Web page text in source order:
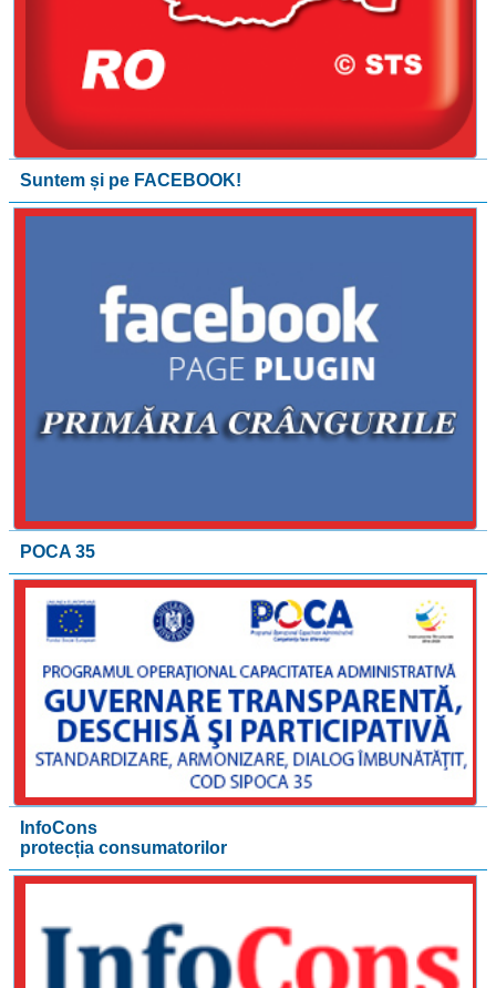
Suntem și pe FACEBOOK!
POCA 35
InfoCons
protecția consumatorilor